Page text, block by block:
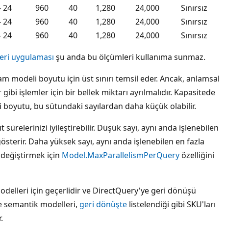
24 960 40 1,280 24,000
Sınırsız
24 960 40 1,280 24,000
Sınırsız
24 960 40 1,280 24,000 Sınırsız
uygulaması şu anda bu ölçümleri kullanıma sunmaz.
modeli boyutu için üst sınırı temsil eder. Ancak, anlamsal
işlemler için bir bellek miktarı ayrılmalıdır. Kapasitede
bu sütundaki sayılardan daha küçük olabilir.
sürelerinizi iyileştirebilir. Düşük sayı, aynı anda işlenebilen
Daha yüksek sayı, aynı anda işlenebilen en fazla
değiştirmek için Model.MaxParallelismPerQueryözelliğini
için geçerlidir ve DirectQuery'ye geri dönüşü
semantik modelleri, geri dönüşte listelendiği gibi SKU'ları